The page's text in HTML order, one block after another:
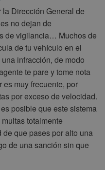
Dirección General de
no dejan de
de vigilancia… Muchos de
de tu vehículo en el
infracción, de modo
te pare y tome nota
muy frecuente, por
por exceso de velocidad.
posible que este sistema
totalmente
que pases por alto una
de una sanción sin que